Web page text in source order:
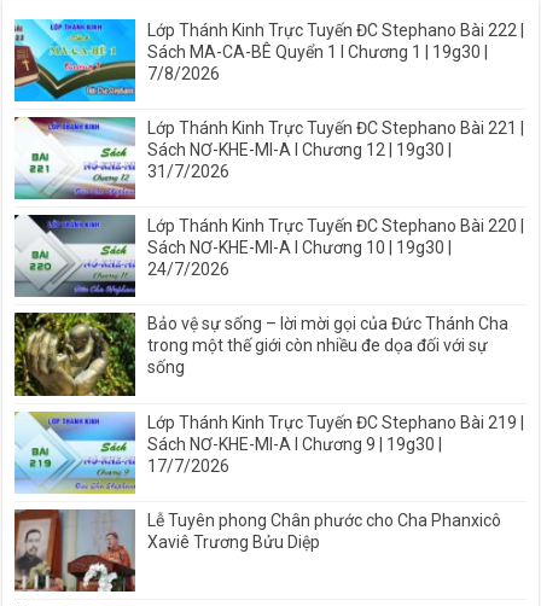
Lớp Thánh Kinh Trực Tuyến ĐC Stephano Bài 222 |
Sách MA-CA-BÊ Quyển 1 I Chương 1 | 19g30 |
7/8/2026
Lớp Thánh Kinh Trực Tuyến ĐC Stephano Bài 221 |
Sách NƠ-KHE-MI-A I Chương 12 | 19g30 |
31/7/2026
Lớp Thánh Kinh Trực Tuyến ĐC Stephano Bài 220 |
Sách NƠ-KHE-MI-A I Chương 10 | 19g30 |
24/7/2026
Bảo vệ sự sống – lời mời gọi của Đức Thánh Cha
trong một thế giới còn nhiều đe dọa đối với sự
sống
Lớp Thánh Kinh Trực Tuyến ĐC Stephano Bài 219 |
Sách NƠ-KHE-MI-A I Chương 9 | 19g30 |
17/7/2026
Lễ Tuyên phong Chân phước cho Cha Phanxicô
Xaviê Trương Bửu Diệp